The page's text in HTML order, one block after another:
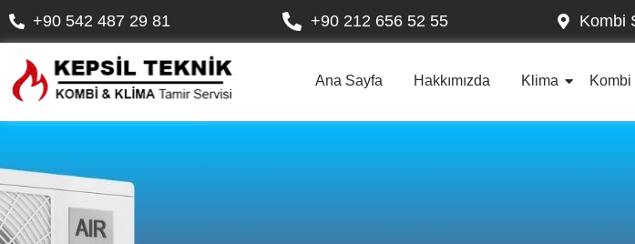
+90 542 487 29 81 +90 212 656 52 55 Kombi
Ana Sayfa Hakkımızda Klima Kombi